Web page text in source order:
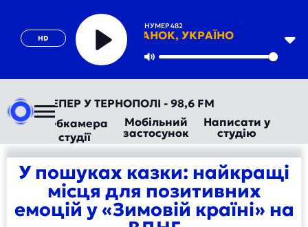
HD
НУМЕР 482
ДОБРИЙ РАНОК, УКРАЇНО
Play
ТЕПЕР У ТЕРНОПОЛІ - 98,6 FM
Вебкамера
студії
Мобільний
застосунок
Написати у
студію
У пошуках казки: найкращі
місця для позитивних
емоцій у «Зимовій країні» на